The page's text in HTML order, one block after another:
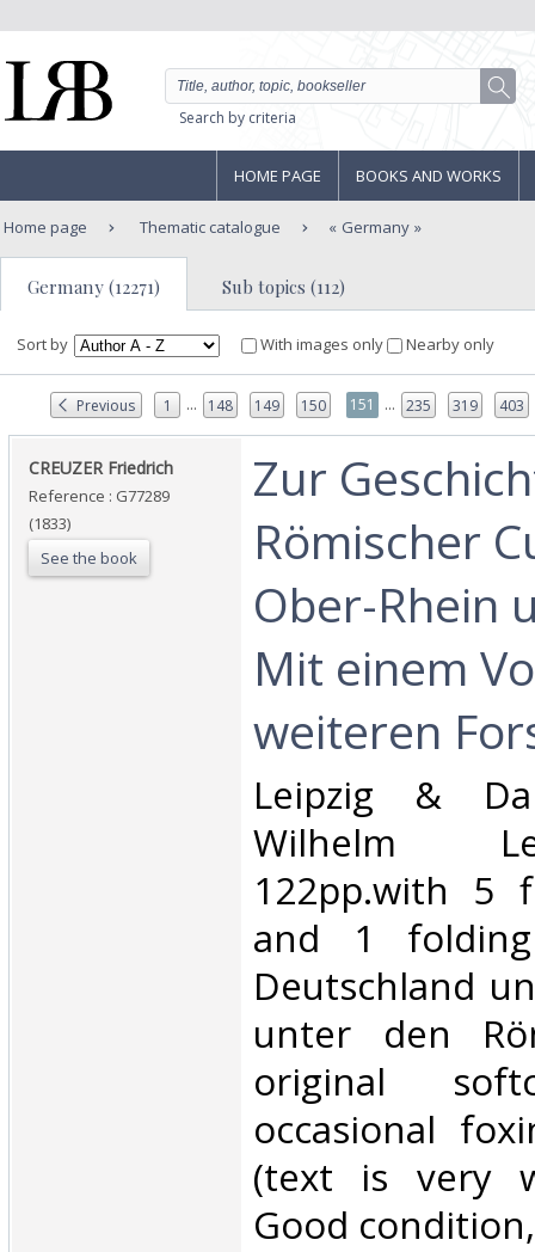
Search by criteria
HOME PAGE BOOKS AND WORKS
Home page Thematic catalogue Germany
Germany (12271) Sub topics (112)
Sort by With images only Nearby only
Previous 1 ... 148 149 150 151 ... 235 319 403
‎CREUZER Friedrich‎
Reference : G77289
(1833)
See the book
‎Zur
Römischer
Ober-Rhein
Mit einem
weiteren
‎Leipzig &
Wilhelm
122pp.with 5
and 1
Deutschland
unter den
original
occasional
(text is very
Good